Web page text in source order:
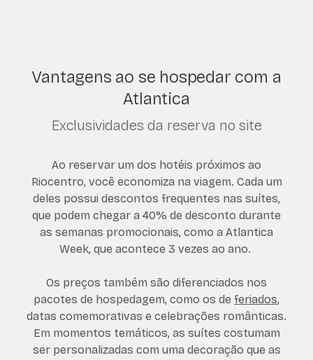
Vantagens ao se hospedar com a
Atlantica
Exclusividades da reserva no site
Ao reservar um dos hotéis próximos ao
Riocentro, você economiza na viagem. Cada um
deles possui descontos frequentes nas suítes,
que podem chegar a 40% de desconto durante
as semanas promocionais, como a Atlantica
Week, que acontece 3 vezes ao ano.
Os preços também são diferenciados nos
pacotes de hospedagem, como os de feriados,
datas comemorativas e celebrações românticas.
Em momentos temáticos, as suítes costumam
ser personalizadas com uma decoração que as